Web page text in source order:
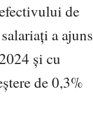
de
a ajuns
și cu
de 0,3%